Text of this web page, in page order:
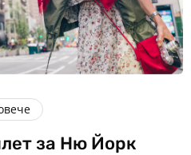
за Ню Йорк